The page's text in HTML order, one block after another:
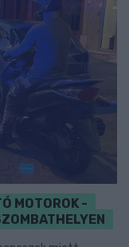
MOTOROK -